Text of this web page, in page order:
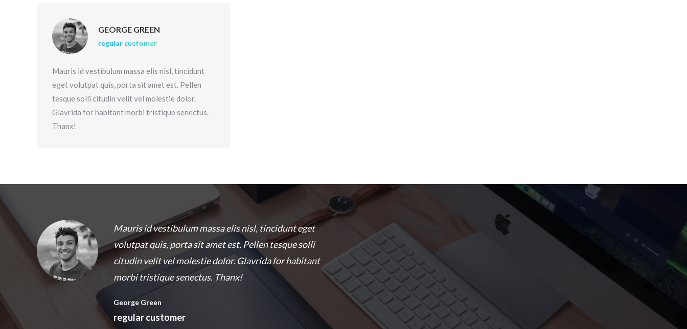
GEORGE GREEN
regular customer
Mauris id vestibulum massa elis nisl, tincidunt
eget volutpat quis, porta sit amet est. Pellen
tesque solli citudin velit vel molestie dolor.
Glavrida for habitant morbi tristique senectus.
Thanx!
George Green
regular customer
Mauris id vestibulum massa elis nisl, tincidunt eget
volutpat quis, porta sit amet est. Pellen tesque solli
citudin velit vel molestie dolor. Glavrida for habitant
morbi tristique senectus. Thanx!